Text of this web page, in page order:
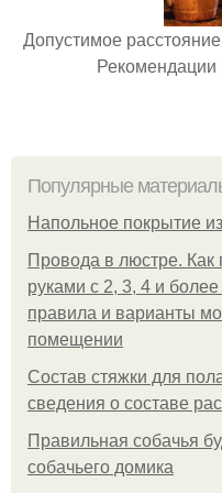
Допустимое
Популярные
Напольное покрытие
Провода в люстре. Как
руками с 2, 3, 4 и
правила и варианты
помещении
Состав стяжки для
сведения о составе
Правильная собачья
собачьего домика